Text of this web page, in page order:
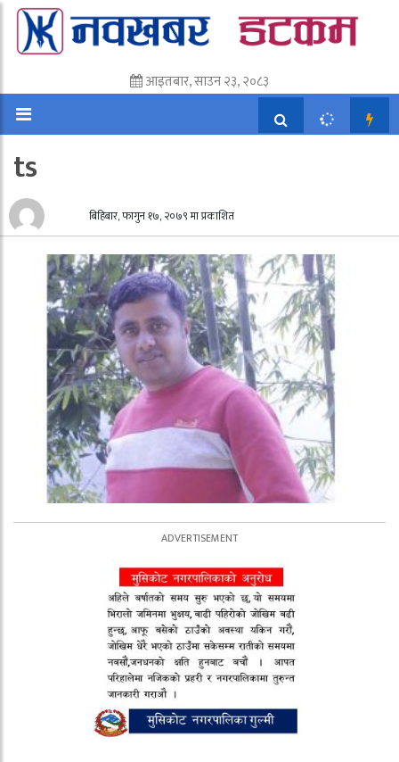
आइतबार, साउन २३, २०८३
ts
बिहिबार, फागुन १७, २०७९ मा प्रकाशित